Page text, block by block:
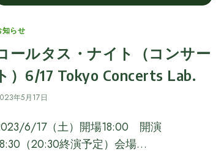
知らせ
ールタス・ナイト（コンサー
ト）6/17 Tokyo Concerts Lab.
年5月17日
6/17（土）開場18:00 開演
（20:30終演予定）会場…